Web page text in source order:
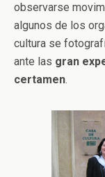
observarse
algunos de los
cultura se
ante las gran
certamen.